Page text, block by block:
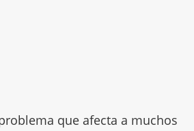
que afecta a muchos